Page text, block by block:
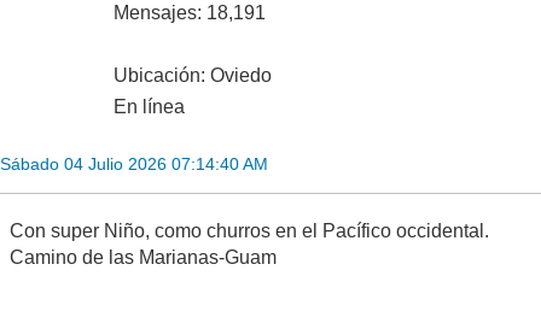
Mensajes: 18,191
Ubicación: Oviedo
En línea
Sábado 04 Julio 2026 07:14:40 AM
Con super Niño, como churros en el Pacífico occidental.
Camino de las Marianas-Guam